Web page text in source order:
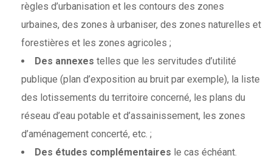
règles d’urbanisation et les contours des zones
urbaines, des zones à urbaniser, des zones naturelles et
forestières et les zones agricoles ;
Des annexes telles que les servitudes d’utilité
publique (plan d’exposition au bruit par exemple), la liste
des lotissements du territoire concerné, les plans du
réseau d’eau potable et d’assainissement, les zones
d’aménagement concerté, etc. ;
Des études complémentaires le cas échéant.